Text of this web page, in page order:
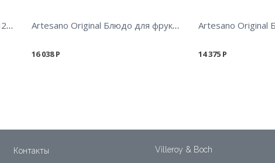
Boston Сервировочное блюдо 32 см Artesano Original Блюдо для фруктов 55х18см
16 038Р 14 375 Р
Контакты Villeroy & Boch